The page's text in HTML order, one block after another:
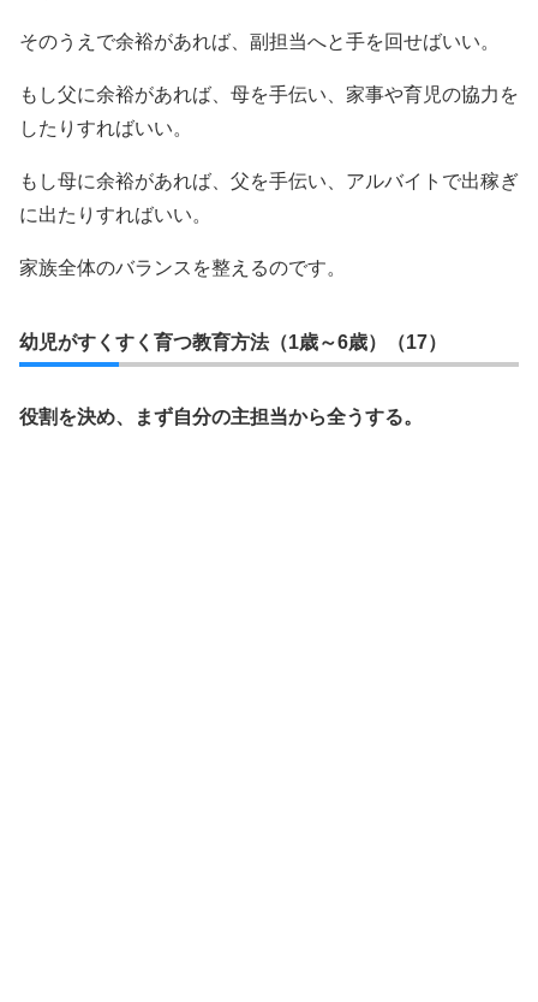
そのうえで余裕があれば、副担当へと手を回せばいい。
もし父に余裕があれば、母を手伝い、家事や育児の協力を
したりすればいい。
もし母に余裕があれば、父を手伝い、アルバイトで出稼ぎ
に出たりすればいい。
家族全体のバランスを整えるのです。
幼児がすくすく育つ教育方法（1歳～6歳）（17）
役割を決め、まず自分の主担当から全うする。